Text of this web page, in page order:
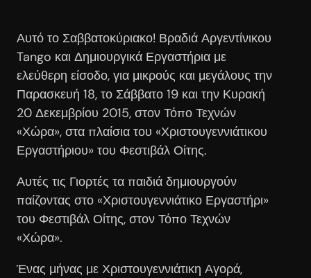
Αυτό το Σαββατοκύριακο! Βραδιά Αργεντίνικου
Tango και Δημιουργικά Εργαστήρια με
ελεύθερη είσοδο, για μικρούς και μεγάλους την
Παρασκευή 18, το Σάββατο 19 και την Κυρακή
20 Δεκεμβρίου 2015, στον Τόπο Τεχνών
«Χώρα», στα πλαίσια του «Χριστουγεννιάτικου
Εργαστήριου» του Φεστιβάλ Οίτης.
Αυτές τις Γιορτές τα παιδιά δημιουργούν
παίζοντας στο «Χριστουγεννιάτικο Εργαστήρι»
του Φεστιβάλ Οίτης, στον Τόπο Τεχνών
«Χώρα».
Ένας μήνας με Χριστουγεννιάτικη Αγορά,